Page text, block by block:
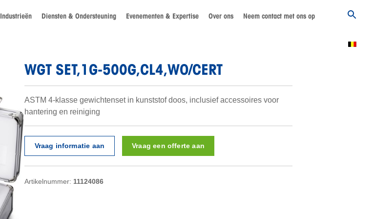
Industrieën Diensten & Ondersteuning Evenementen & Expertise Over ons Neem contact met ons op
WGT SET,1G-500G,CL4,WO/CERT
ASTM 4-klasse gewichtenset in kunststof doos, inclusief accessoires voor
hantering en reiniging
Vraag informatie aan Vraag een offerte aan
Artikelnummer: 11124086